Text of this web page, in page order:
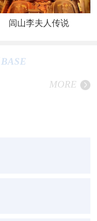
闾山李夫人传说
BASE
MORE